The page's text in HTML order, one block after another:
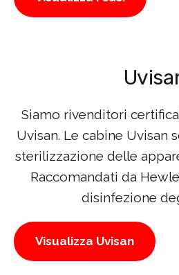
Siamo rivenditori
Uvisan. Le cabine Uvisan
sterilizzazione delle
Raccomandati da
disinfezione
Visualizza Uvisan